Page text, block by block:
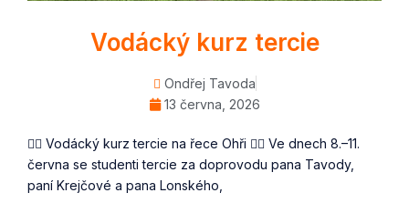
Vodácký kurz tercie
Ondřej Tavoda
13 června, 2026
🚣‍♂️ Vodácký kurz tercie na řece Ohři 🚣‍♀️ Ve dnech 8.–11.
června se studenti tercie za doprovodu pana Tavody,
paní Krejčové a pana Lonského,